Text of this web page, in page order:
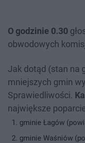
O godzinie 0.30
obwodowych
Jak dotąd (stan na
mniejszych gmin
Sprawiedliwości.
największe
gminie Łagów
gminie Waśniów